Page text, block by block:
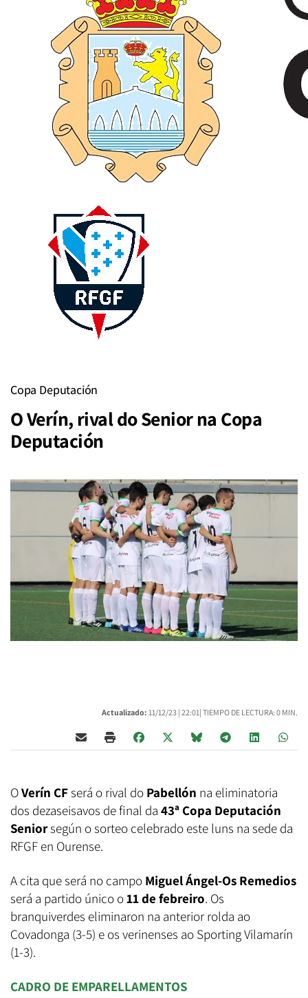
Copa Deputación
O Verín, rival do Senior na Copa
Deputación
Actualizado: 11/12/23 | 22:01| TIEMPO DE LECTURA: 0 MIN.
OVerín CFserá o rival do Pabellón na eliminatoria
dos dezaseisavos de final da 43ª Copa Deputación
Seniorsegún o sorteo celebrado este luns na sede da
RFGF en Ourense.
A cita que será no campo Miguel Ángel-Os Remedios
será a partido único o11 de febreiro. Os
branquiverdes eliminaron na anterior rolda ao
Covadonga (3-5) e os verinenses ao Sporting Vilamarín
(1-3).
CADRO DE EMPARELLAMENTOS